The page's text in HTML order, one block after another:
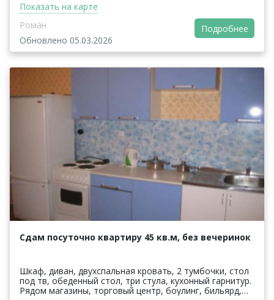
Показать на карте
Роман
Обновлено 05.03.2026
Подробнее
Сдам посуточно квартиру 45 кв.м, без вечеринок
Шкаф, диван, двухспальная кровать, 2 тумбочки, стол
под тв, обеденный стол, три стула, кухонный гарнитур.
Рядом магазины, торговый центр, боулинг, бильярд,